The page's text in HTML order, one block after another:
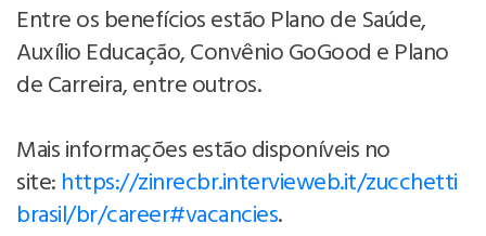
Entre os benefícios estão Plano de Saúde,
Auxílio Educação, Convênio GoGood e Plano
de Carreira, entre outros.
Mais informações estão disponíveis no
site: https://zinrecbr.intervieweb.it/zucchetti
brasil/br/career#vacancies.